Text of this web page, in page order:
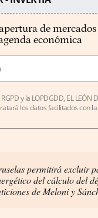
de
económica
y la LOPDGDD, EL LEÓN
tratará los datos facilitados con
permitirá excluir
del cálculo del
de Meloni y